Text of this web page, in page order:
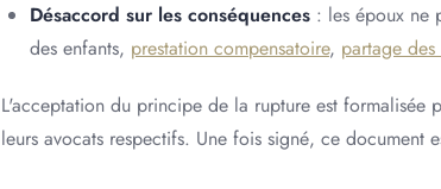
Désaccord sur les conséquences : les époux ne
des enfants, prestation compensatoire, partage des
L'acceptation du principe de la rupture est formalisée
leurs avocats respectifs. Une fois signé, ce document